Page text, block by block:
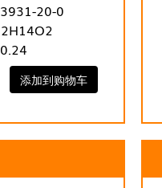
20-0
添加到购物车